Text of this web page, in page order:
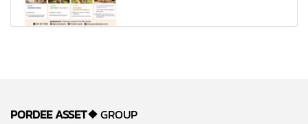
PORDEE ASSET❖GROUP